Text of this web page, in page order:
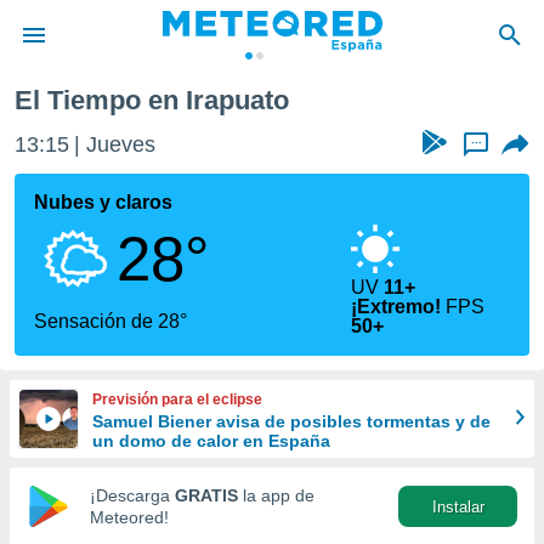
de
por
que se
calidad.
a este
las
y
forma
digital
basada
El Tiempo en Irapuato
13:15 Jueves ...
Nubes y claros
28°
Sensación de 28°
UV 11+
¡Extremo! FPS
50+
Previsión para el eclipse
Samuel Biener avisa de posibles tormentas y de
un domo de calor en España
¡Descarga GRATIS la app de
Meteored!
Instalar